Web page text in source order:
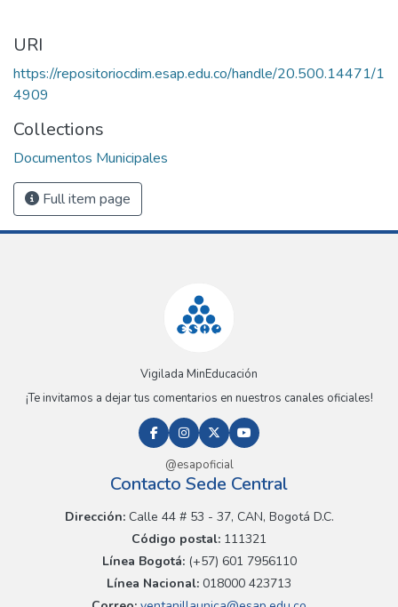
URI
https://repositoriocdim.esap.edu.co/handle/20.500.14471/1
4909
Collections
Documentos Municipales
Full item page
Vigilada MinEducación
¡Te invitamos a dejar tus comentarios en nuestros canales oficiales!
@esapoficial
Contacto Sede Central
Dirección:Calle 44 # 53 - 37, CAN, Bogotá D.C.
Código postal: 111321
Línea Bogotá:(+57) 601 7956110
Línea Nacional: 018000 423713